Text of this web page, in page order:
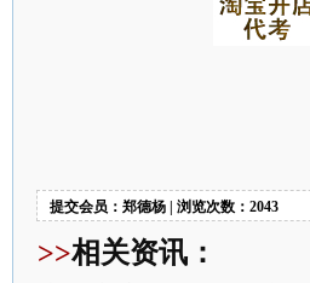
提交会员：郑德杨 | 浏览次数：2043
>>相关资讯：